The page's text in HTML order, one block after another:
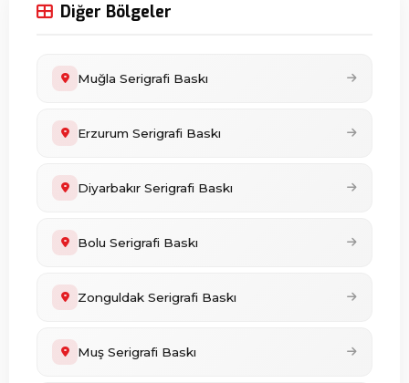
Diğer Bölgeler
Muğla Serigrafi Baskı
Erzurum Serigrafi Baskı
Diyarbakır Serigrafi Baskı
Bolu Serigrafi Baskı
Zonguldak Serigrafi Baskı
Muş Serigrafi Baskı